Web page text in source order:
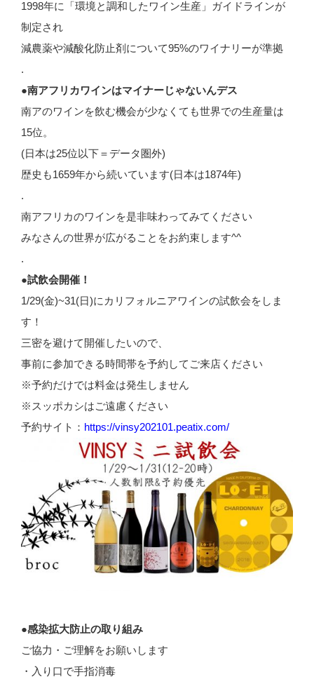
1998年に「環境と調和したワイン生産」ガイドラインが
制定され
減農薬や減酸化防止剤について95%のワイナリーが準拠
.
●南アフリカワインはマイナーじゃないんデス
南アのワインを飲む機会が少なくても世界での生産量は
15位。
(日本は25位以下＝データ圏外)
歴史も1659年から続いています(日本は1874年)
.
南アフリカのワインを是非味わってみてください
みなさんの世界が広がることをお約束します^^
.
●試飲会開催！
1/29(金)~31(日)にカリフォルニアワインの試飲会をしま
す！
三密を避けて開催したいので、
事前に参加できる時間帯を予約してご来店ください
※予約だけでは料金は発生しません
※スッポカシはご遠慮ください
予約サイト： https://vinsy202101.peatix.com/
●感染拡大防止の取り組み
ご協力・ご理解をお願いします
・入り口で手指消毒